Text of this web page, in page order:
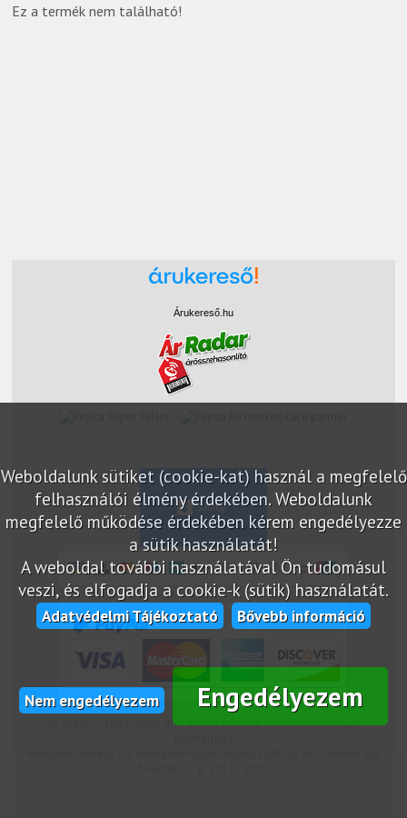
Ez a termék nem található!
Weboldalunk sütiket (cookie-kat) használ a megfelelő
felhasználói élmény érdekében. Weboldalunk
megfelelő működése érdekében kérem engedélyezze
a sütik használatát!
A weboldal további használatával Ön tudomásul
veszi, és elfogadja a cookie-k (sütik) használatát.
Adatvédelmi Tájékoztató Bővebb információ
Nem engedélyezem Engedélyezem
Árukereső.hu
Az oldalon feltüntetek árak bruttó árak. Az árváltoztatás jogát